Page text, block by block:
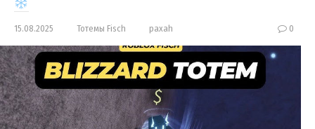
15.08.2025 Тотемы Fisch paxah 0